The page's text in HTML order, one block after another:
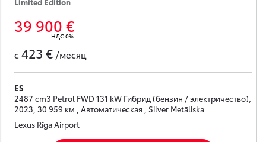
39 900 €
НДС 0%
с 423 € /месяц
ES
2487 cm3 Petrol FWD 131 kW Гибрид (бензин / электричество),
2023, 30 959 км , Автоматическая , Silver Metāliska
Lexus Rīga Airport